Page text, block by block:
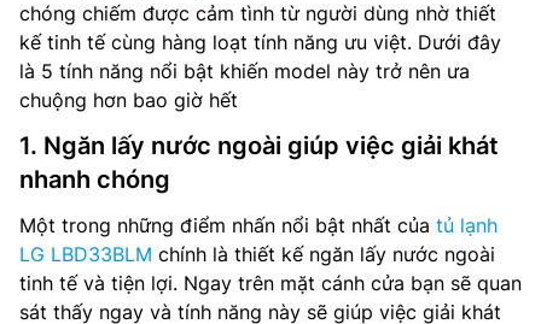
chóng chiếm được cảm tình từ người dùng nhờ thiết
kế tinh tế cùng hàng loạt tính năng ưu việt. Dưới đây
là 5 tính năng nổi bật khiến model này trở nên ưa
chuộng hơn bao giờ hết
1. Ngăn lấy nước ngoài giúp việc giải khát
nhanh chóng
Một trong những điểm nhấn nổi bật nhất của tủ lạnh
LG LBD33BLM chính là thiết kế ngăn lấy nước ngoài
tinh tế và tiện lợi. Ngay trên mặt cánh cửa bạn sẽ quan
sát thấy ngay và tính năng này sẽ giúp việc giải khát